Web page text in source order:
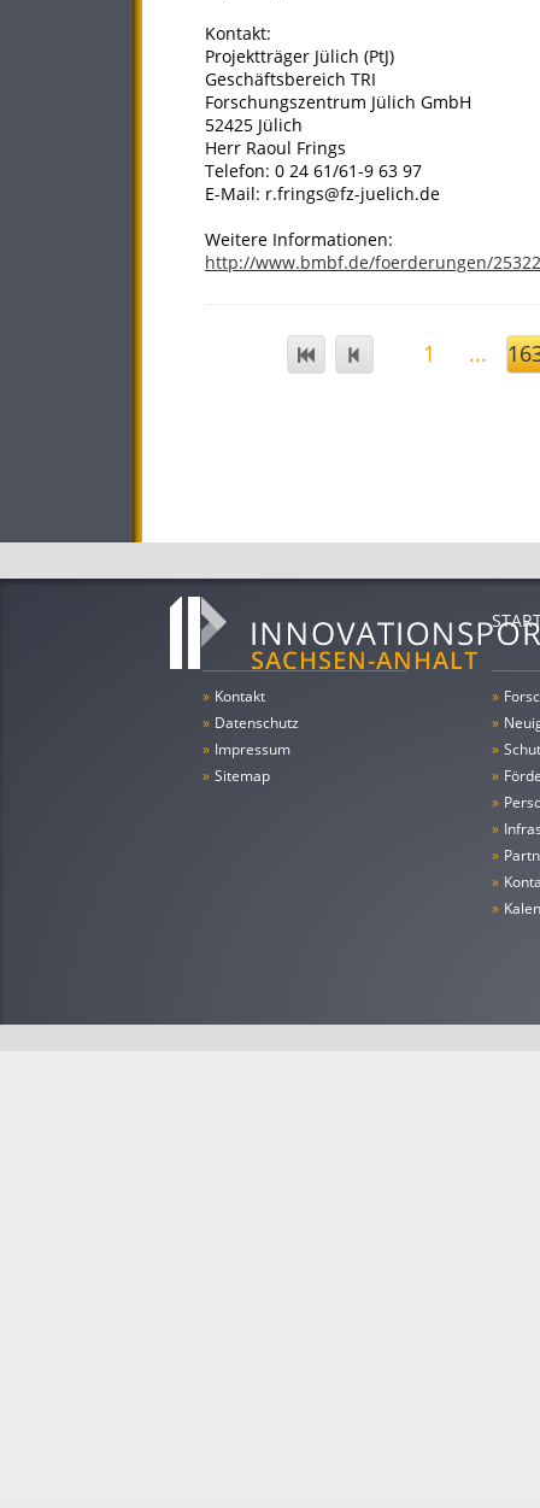
Kontakt:
Projektträger Jülich (PtJ)
Geschäftsbereich TRI
Forschungszentrum Jülich GmbH
52425 Jülich
Herr Raoul Frings
Telefon: 0 24 61/61-9 63 97
E-Mail: r.frings@fz-juelich.de
Weitere Informationen:
http://www.bmbf.de/foerderungen/
1 ...
» Kontakt
» Datenschutz
» Impressum
» Sitemap
»
»
»
»
»
»
»
»
»